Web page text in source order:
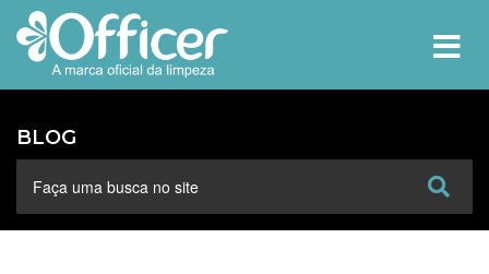
BLOG